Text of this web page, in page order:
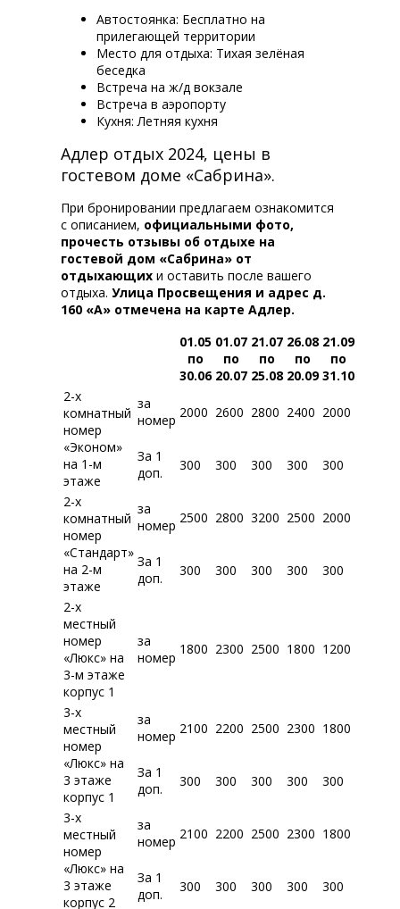
Автостоянка: Бесплатно на
прилегающей территории
Место для отдыха: Тихая зелёная
беседка
Встреча на ж/д вокзале
Встреча в аэропорту
Кухня: Летняя кухня
Адлер отдых 2024, цены в
гостевом доме «Сабрина».
При бронировании предлагаем ознакомится
с описанием, официальными фото,
прочесть отзывы об отдыхе на
гостевой дом «Сабрина» от
отдыхающих и оставить после вашего
отдыха. Улица Просвещения и адрес д.
160 «А» отмечена на карте Адлер.
01.05
по
30.06
01.07
по
20.07
21.07
по
25.08
26.08
по
20.09
21.09
по
31.10
2-х
комнатный
номер
«Эконом»
на 1-м
этаже
за
номер 2000 2600 2800 2400 2000
За 1
доп.
300 300 300 300 300
2-х
комнатный
номер
«Стандарт»
на 2-м
этаже
за
номер 2500 2800 3200 2500 2000
За 1
доп.
300 300 300 300 300
2-х
местный
номер
«Люкс» на
3-м этаже
корпус 1
за
номер
1800 2300 2500 1800 1200
3-х
местный
номер
«Люкс» на
3 этаже
корпус 1
за
номер 2100 2200 2500 2300 1800
За 1
доп.
300 300 300 300 300
3-х
местный
номер
«Люкс» на
3 этаже
корпус 2
за
номер 2100 2200 2500 2300 1800
За 1
доп.
300 300 300 300 300